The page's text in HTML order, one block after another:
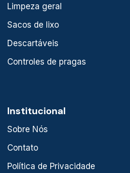
Limpeza geral
Sacos de lixo
Descartáveis
Controles de pragas
Institucional
Sobre Nós
Contato
Política de Privacidade